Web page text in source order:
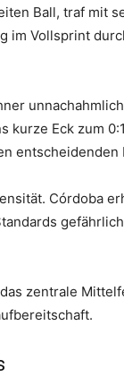
Ball, traf mit
im Vollsprint
kurze Eck zum
entscheidenden
Córdoba
zentrale